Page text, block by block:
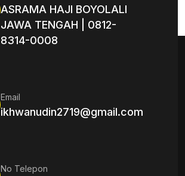
ASRAMA HAJI BOYOLALI
JAWA TENGAH | 0812-
8314-0008
Email
ikhwanudin2719@gmail.com
No Telepon